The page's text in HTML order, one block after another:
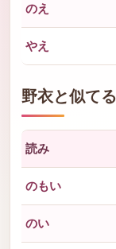
のえ
やえ
野衣と似て
読み
のもい
のい